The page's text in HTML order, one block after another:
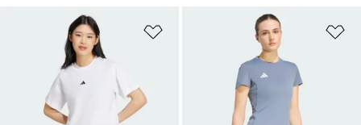
Añadir a la lista de deseos